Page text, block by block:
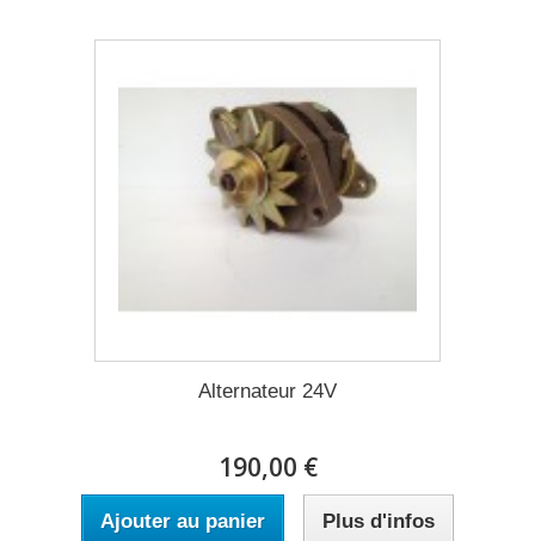
Alternateur 24V
190,00 €
Ajouter au panier Plus d'infos